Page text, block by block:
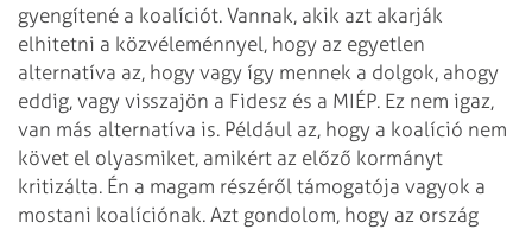
gyengítené a koalíciót. Vannak, akik azt akarják
elhitetni a közvéleménnyel, hogy az egyetlen
alternatíva az, hogy vagy így mennek a dolgok, ahogy
eddig, vagy visszajön a Fidesz és a MIÉP. Ez nem igaz,
van más alternatíva is. Például az, hogy a koalíció nem
követ el olyasmiket, amikért az előző kormányt
kritizálta. Én a magam részéről támogatója vagyok a
mostani koalíciónak. Azt gondolom, hogy az ország